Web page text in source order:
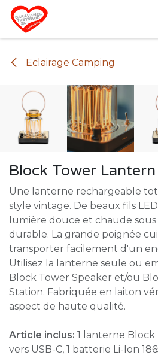
Se rendre au contenu
Eclairage Camping
Block Tower
Une lanterne rechargeable
style vintage. De beaux fils
lumière douce et chaude
durable. La grande poignée
transporter facilement d'un
Utilisez la lanterne seule ou
Block Tower Speaker et/ou
Station. Fabriquée en laiton
aspect de haute qualité.
Article inclus: 1 lanterne Block
vers USB-C, 1 batterie Li-Ion